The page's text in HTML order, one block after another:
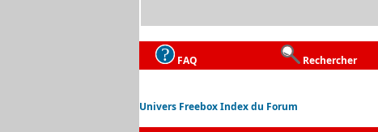
FAQ Rechercher
Univers Freebox Index du Forum